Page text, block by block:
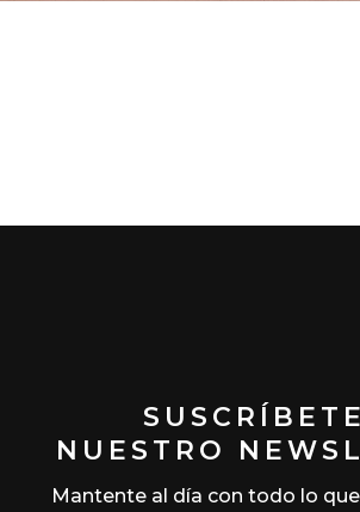
NUESTRO
Mantente al día con todo lo